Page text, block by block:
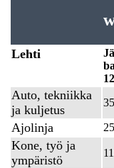
Lehti
Auto, tekniikka
ja kuljetus
Ajolinja
Kone, työ ja
ympäristö